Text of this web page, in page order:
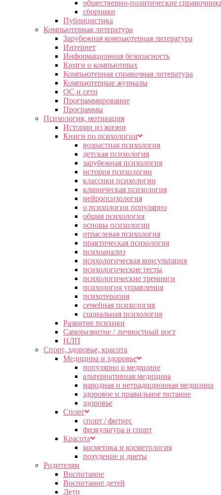
общественно-политические
сборники
Публицистика
Компьютерная литература
Зарубежная компьютерная литература
Интернет
Информационная безопасность
Книги о компьютерах
Компьютерная справочная литература
Компьютерные журналы
ОС и сети
Программирование
Программы
Психология, мотивация
Истории из жизни
Книги по психологии
возрастная психология
детская психология
зарубежная психология
история психологии
классики психологии
клиническая психология
нейропсихология
о психологии популярно
общая психология
основы психологии
отраслевая психология
практическая психология
психоанализ
психологическая консультация
психологические тесты
психологические тренинги
психология управления
психотерапия
семейная психология
социальная психология
Развитие психики
Саморазвитие / личностный рост
НЛП
Спорт, здоровье, красота
Медицина и здоровье
популярно о медицине
альтернативная медицина
народная и нетрадиционная медицина
здоровое и правильное питание
здоровье
Спорт
спорт / фитнес
физкультура и спорт
Красота
косметика и косметология
похудение и диеты
Родителям
Воспитание
Воспитание детей
Дети